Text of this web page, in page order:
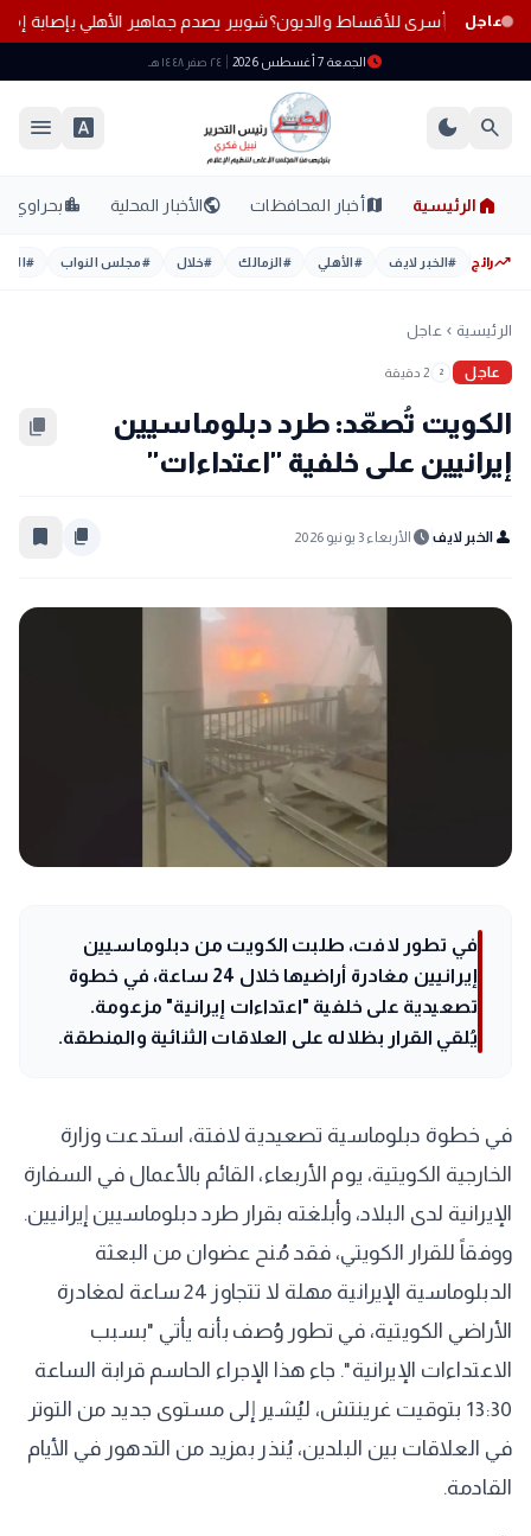
عاجل
المصريون أسرى للأقساط والديون؟شوبير يصدم جماهير الأهلي بإصابة
scheduleالجمعة 7 أغسطس 2026 ٢٤ صفر ١٤٤٨ هـ
search
dark_mode
font_download
menu
home الرئيسية mapأخبار المحافظات publicالأخبار المحلية location_cityبحراوي
trending_upرائج #الخبر لايف #الأهلي #الزمالك #خلال #مجلس النواب #
الرئيسية chevron_left عاجل
عاجل 2 2 دقيقة
الكويت تُصعّد: طرد دبلوماسيين
إيرانيين على خلفية "اعتداءات"
content_copy
person الخبر لايف schedule الأربعاء 3 يونيو 2026 content_copy
bookmark_border
في تطور لافت، طلبت الكويت من دبلوماسيين
إيرانيين مغادرة أراضيها خلال 24 ساعة، في خطوة
تصعيدية على خلفية "اعتداءات إيرانية" مزعومة.
يُلقي القرار بظلاله على العلاقات الثنائية والمنطقة.
في خطوة دبلوماسية تصعيدية لافتة، استدعت وزارة
الخارجية الكويتية، يوم الأربعاء، القائم بالأعمال في السفارة
الإيرانية لدى البلاد، وأبلغته بقرار طرد دبلوماسيين إيرانيين.
ووفقاً للقرار الكويتي، فقد مُنح عضوان من البعثة
الدبلوماسية الإيرانية مهلة لا تتجاوز 24 ساعة لمغادرة
الأراضي الكويتية، في تطور وُصف بأنه يأتي "بسبب
الاعتداءات الإيرانية". جاء هذا الإجراء الحاسم قرابة الساعة
13:30 بتوقيت غرينتش، ليُشير إلى مستوى جديد من التوتر
في العلاقات بين البلدين، يُنذر بمزيد من التدهور في الأيام
القادمة.